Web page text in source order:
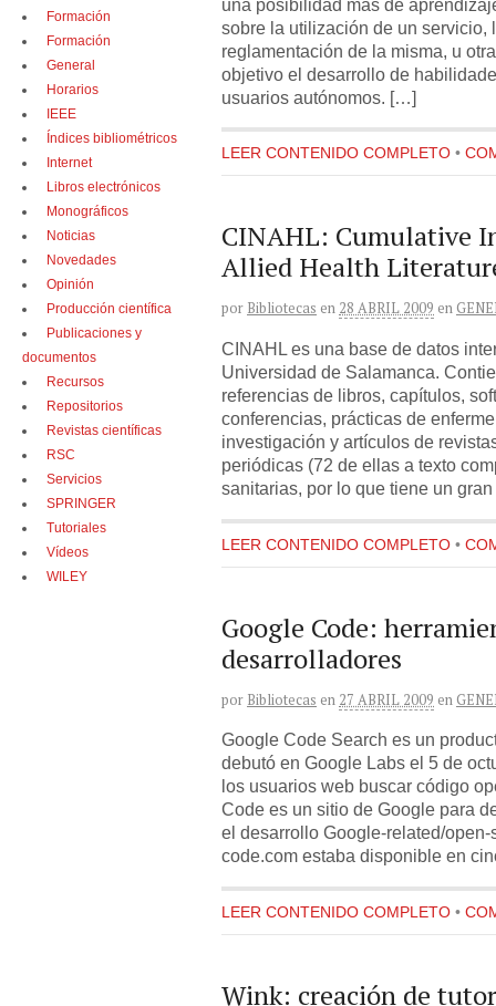
una posibilidad más de
sobre la utilización de un servicio,
reglamentación de la misma, u
objetivo el desarrollo de
usuarios autónomos. […]
LEER CONTENIDO COMPLETO •
CINAHL: Cumulative
Allied Health
por Bibliotecas en 28 ABRIL 2009 en
CINAHL es una base de datos
Universidad de Salamanca.
referencias de libros, capítulos,
conferencias, prácticas de
investigación y artículos de
periódicas (72 de ellas a texto
sanitarias, por lo que tiene un
LEER CONTENIDO COMPLETO •
Google Code:
desarrolladores
por Bibliotecas en 27 ABRIL 2009 en
Google Code Search es un
debutó en Google Labs el 5 de
los usuarios web buscar código
Code es un sitio de Google para
el desarrollo Google-related/
code.com estaba disponible en
LEER CONTENIDO COMPLETO •
Wink: creación de
Formación
Formación
General
Horarios
IEEE
Índices bibliométricos
Internet
Libros electrónicos
Monográficos
Noticias
Novedades
Opinión
Producción científica
Publicaciones y
documentos
Recursos
Repositorios
Revistas científicas
RSC
Servicios
SPRINGER
Tutoriales
Vídeos
WILEY